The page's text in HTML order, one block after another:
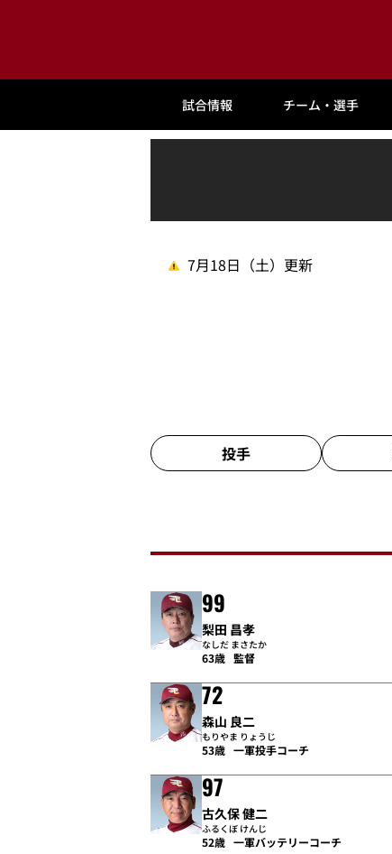
試合情報 チーム・選手
7月18日（土）更新
投手
99
梨田 昌孝
なしだ まさたか
63歳 監督
72
森山 良二
もりやま りょうじ
53歳 一軍投手コーチ
97
古久保 健二
ふるくぼ けんじ
52歳 一軍バッテリーコーチ